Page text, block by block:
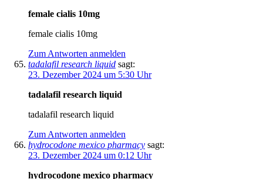
female cialis 10mg
female cialis 10mg
Zum Antworten anmelden
tadalafil research liquid sagt:
23. Dezember 2024 um 5:30 Uhr
tadalafil research liquid
tadalafil research liquid
Zum Antworten anmelden
hydrocodone mexico pharmacy sagt:
23. Dezember 2024 um 0:12 Uhr
hydrocodone mexico pharmacy